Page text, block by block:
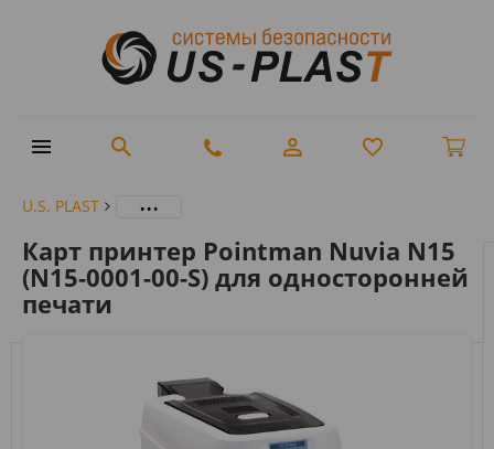
U.S. PLAST ...
Карт принтер Pointman Nuvia N15
(N15-0001-00-S) для односторонней
печати